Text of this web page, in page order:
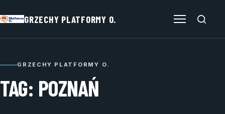
GRZECHY PLATFORMY O.
GRZECHY PLATFORMY O.
TAG: POZNAŃ